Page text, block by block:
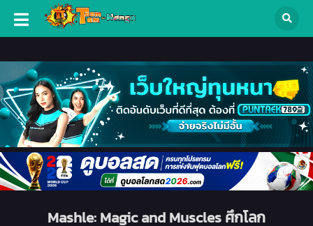
Mashle: Magic and Muscles ศึกโลก